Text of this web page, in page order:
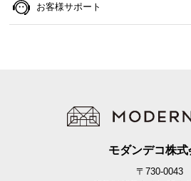
お客様サポート
モダンデコ株式
〒730-0043